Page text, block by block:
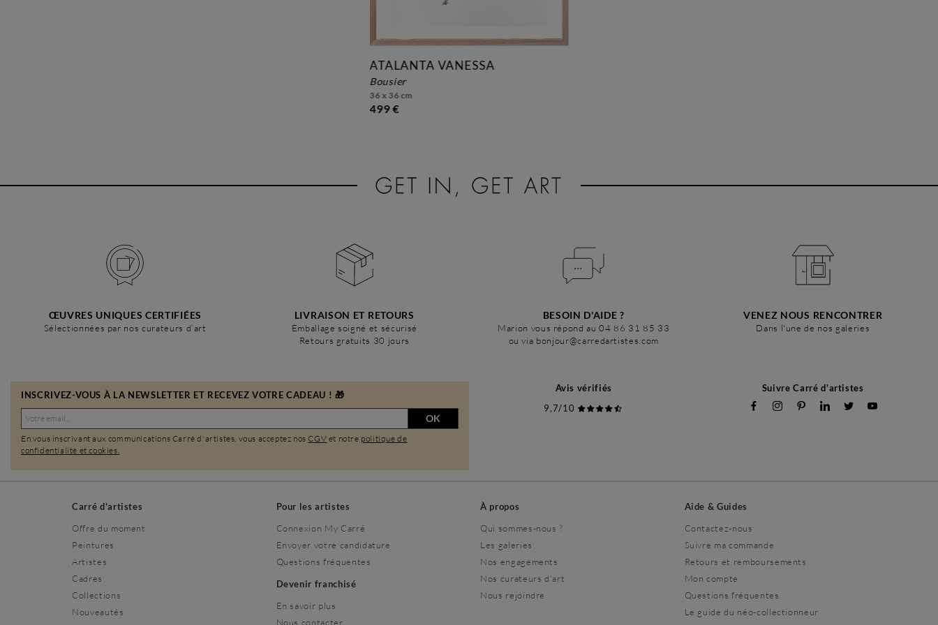
ATALANTA VANESSA
bousier
36 x 36 cm
499 €
ŒUVRES UNIQUES CERTIFIÉES
Sélectionnées par nos curateurs d’art
LIVRAISON ET RETOURS
Emballage soigné et sécurisé
Retours gratuits 30 jours
BESOIN D'AIDE ?
Marion vous répond au 04 86 31 85 33
ou via bonjour@carredartistes.com
VENEZ NOUS RENCONTRER
Dans l'une de nos galeries
INSCRIVEZ-VOUS À LA NEWSLETTER ET RECEVEZ VOTRE CADEAU ! 🎁
OK
En vous inscrivant aux communications Carré d'artistes, vous acceptez nosCGV et notre politique de
confidentialité et cookies.
Avis vérifiés
9,7/10
Suivre Carré d'artistes
Carré d'artistes
Offre du moment
Peintures
Artistes
Cadres
Collections
Nouveautés
Pour les artistes
Connexion My Carré
Envoyer votre candidature
Questions fréquentes
Devenir franchisé
En savoir plus
Nous contacter
À propos
Qui sommes-nous ?
Les galeries
Nos engagements
Nos curateurs d'art
Nous rejoindre
Aide & Guides
Contactez-nous
Suivre ma commande
Retours et remboursements
Mon compte
Questions fréquentes
Le guide du néo-collectionneur